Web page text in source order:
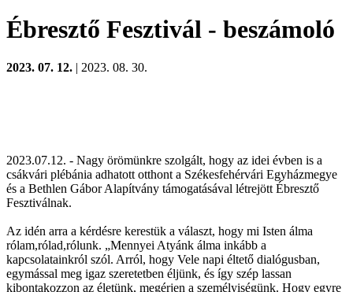
Ébresztő Fesztivál - beszámoló
2023. 07. 12. | 2023. 08. 30.
2023.07.12. - Nagy örömünkre szolgált, hogy az idei évben is a
csákvári plébánia adhatott otthont a Székesfehérvári Egyházmegye
és a Bethlen Gábor Alapítvány támogatásával létrejött Ébresztő
Fesztiválnak.
Az idén arra a kérdésre kerestük a választ, hogy mi Isten álma
rólam,rólad,rólunk. „Mennyei Atyánk álma inkább a
kapcsolatainkról szól. Arról, hogy Vele napi éltető dialógusban,
egymással meg igaz szeretetben éljünk, és így szép lassan
kibontakozzon az életünk, megérjen a személyiségünk. Hogy egyre